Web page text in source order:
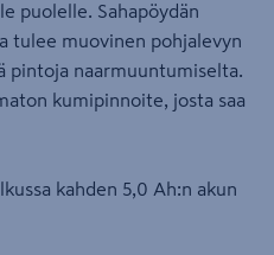
puolelle. Sahapöydän
tulee muovinen pohjalevyn
pintoja naarmuuntumiselta.
kumipinnoite, josta saa
kahden 5,0 Ah:n akun